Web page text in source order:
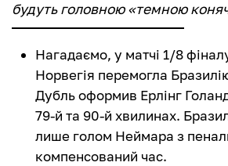
будуть головною «темною
Нагадаємо, у матчі 1/8
Норвегія перемогла
Дубль оформив Ерлінг
79-й та 90-й хвилинах.
лише голом Неймара з
компенсований час.